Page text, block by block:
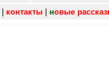
контакты новые